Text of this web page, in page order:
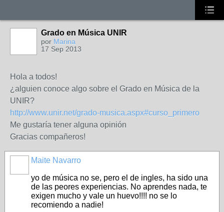
Grado en Música UNIR
por Marina
17 Sep 2013
Hola a todos!
¿alguien conoce algo sobre el Grado en Música de la
UNIR?
http://www.unir.net/grado-musica.aspx#curso_primero
Me gustaría tener alguna opinión
Gracias compañeros!
Maite Navarro
yo de música no se, pero el de ingles, ha sido una
de las peores experiencias. No aprendes nada, te
exigen mucho y vale un huevo!!!! no se lo
recomiendo a nadie!